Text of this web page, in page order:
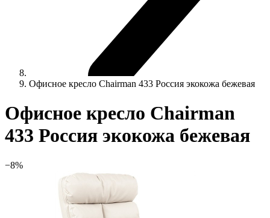
Офисное кресло Chairman 433 Россия экокожа бежевая
Офисное кресло Chairman
433 Россия экокожа бежевая
−8%